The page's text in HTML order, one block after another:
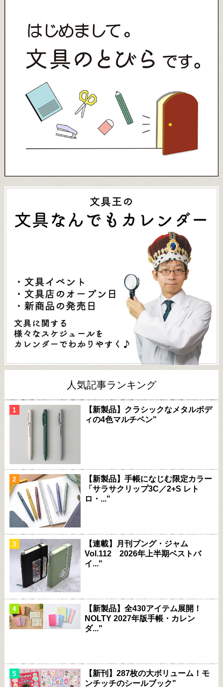
人気記事ランキング
【新製品】クラシックなメタルボデ
ィの4色マルチペン"
【新製品】手帳になじむ限定カラー
「サラサクリップ3C／2+S レト
ロ・..."
【連載】月刊ブング・ジャム
Vol.112 2026年上半期ベストバ
イ..."
【新製品】全430アイテム展開！
NOLTY 2027年版手帳・カレン
ダ..."
【新刊】287枚の大ボリューム！モ
ンチッチのシールブック"